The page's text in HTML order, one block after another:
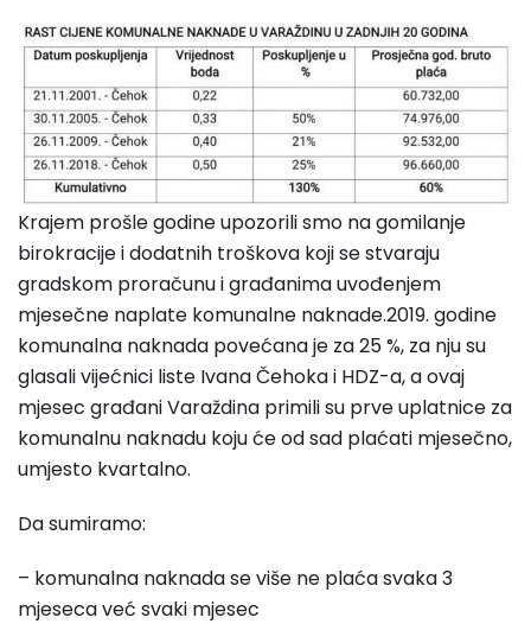
Krajem prošle godine upozorili smo na gomilanje
birokracije i dodatnih troškova koji se stvaraju
gradskom proračunu i građanima uvođenjem
mjesečne naplate komunalne naknade.2019. godine
komunalna naknada povećana je za 25 %, za nju su
glasali vijećnici liste Ivana Čehoka i HDZ-a, a ovaj
mjesec građani Varaždina primili su prve uplatnice za
komunalnu naknadu koju će od sad plaćati mjesečno,
umjesto kvartalno.
Da sumiramo:
– komunalna naknada se više ne plaća svaka 3
mjeseca već svaki mjesec